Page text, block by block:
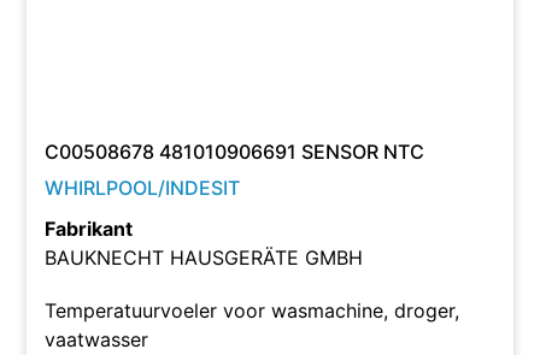
C00508678 481010906691 SENSOR NTC
WHIRLPOOL/INDESIT
Fabrikant
BAUKNECHT HAUSGERÄTE GMBH
Temperatuurvoeler voor wasmachine, droger,
vaatwasser